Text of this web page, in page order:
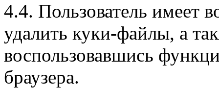
4.4. Пользователь имеет
удалить куки-файлы, а
воспользовавшись
браузера.